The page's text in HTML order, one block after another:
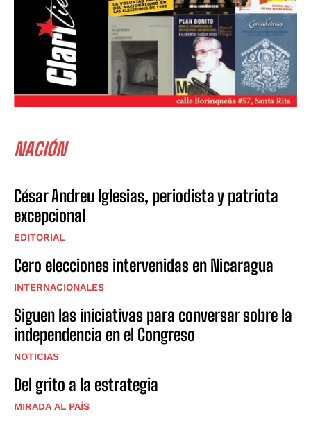
NACIÓN
César Andreu Iglesias, periodista y patriota
excepcional
EDITORIAL
Cero elecciones intervenidas en Nicaragua
INTERNACIONALES
Siguen las iniciativas para conversar sobre la
independencia en el Congreso
NOTICIAS
Del grito a la estrategia
MIRADA AL PAÍS